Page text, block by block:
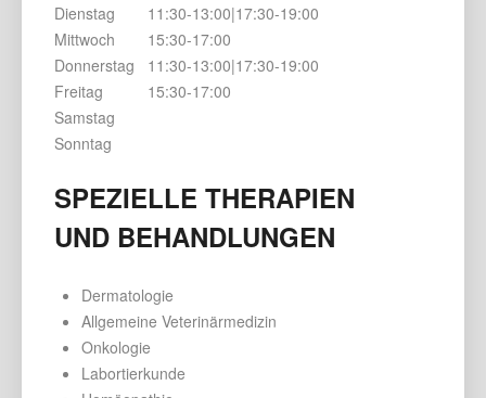
Dienstag
11:30-13:00|17:30-19:00
Mittwoch
15:30-17:00
Donnerstag
11:30-13:00|17:30-19:00
Freitag
15:30-17:00
Samstag
Sonntag
SPEZIELLE THERAPIEN
UND BEHANDLUNGEN
Dermatologie
Allgemeine Veterinärmedizin
Onkologie
Labortierkunde